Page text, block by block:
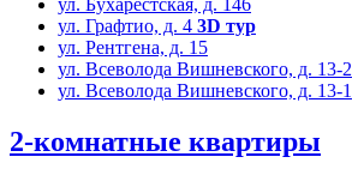
ул. Бухарестская, д. 146
ул. Графтио, д. 4 3D тур
ул. Рентгена, д. 15
ул. Всеволода Вишневского, д. 13-2
ул. Всеволода Вишневского, д. 13-1
2-комнатные квартиры